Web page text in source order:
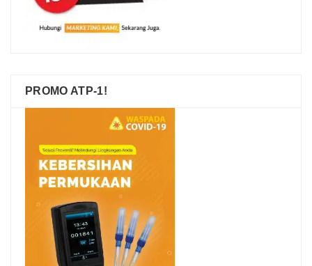
PROMO ATP-1!